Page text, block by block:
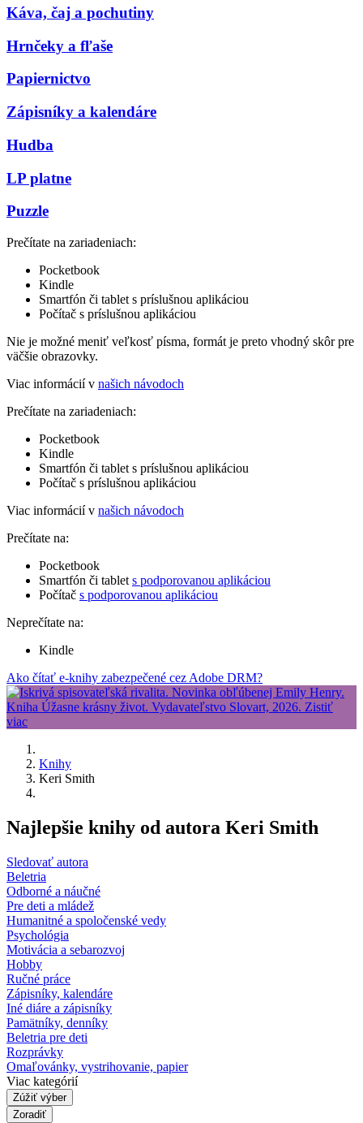
Káva, čaj a pochutiny
Hrnčeky a fľaše
Papiernictvo
Zápisníky a kalendáre
Hudba
LP platne
Puzzle
Prečítate na zariadeniach:
Pocketbook
Kindle
Smartfón či tablet s príslušnou aplikáciou
Počítač s príslušnou aplikáciou
Nie je možné meniť veľkosť písma, formát je preto vhodný skôr pre
väčšie obrazovky.
Viac informácií v našich návodoch
Prečítate na zariadeniach:
Pocketbook
Kindle
Smartfón či tablet s príslušnou aplikáciou
Počítač s príslušnou aplikáciou
Viac informácií v našich návodoch
Prečítate na:
Pocketbook
Smartfón či tablet s podporovanou aplikáciou
Počítač s podporovanou aplikáciou
Neprečítate na:
Kindle
Ako čítať e-knihy zabezpečené cez Adobe DRM?
Knihy
Keri Smith
Najlepšie knihy od autora Keri Smith
Sledovať autora
Beletria
Odborné a náučné
Pre deti a mládež
Humanitné a spoločenské vedy
Psychológia
Motivácia a sebarozvoj
Hobby
Ručné práce
Zápisníky, kalendáre
Iné diáre a zápisníky
Pamätníky, denníky
Beletria pre deti
Rozprávky
Omaľovánky, vystrihovanie, papier
Viac kategórií
Zúžiť výber
Zoradiť